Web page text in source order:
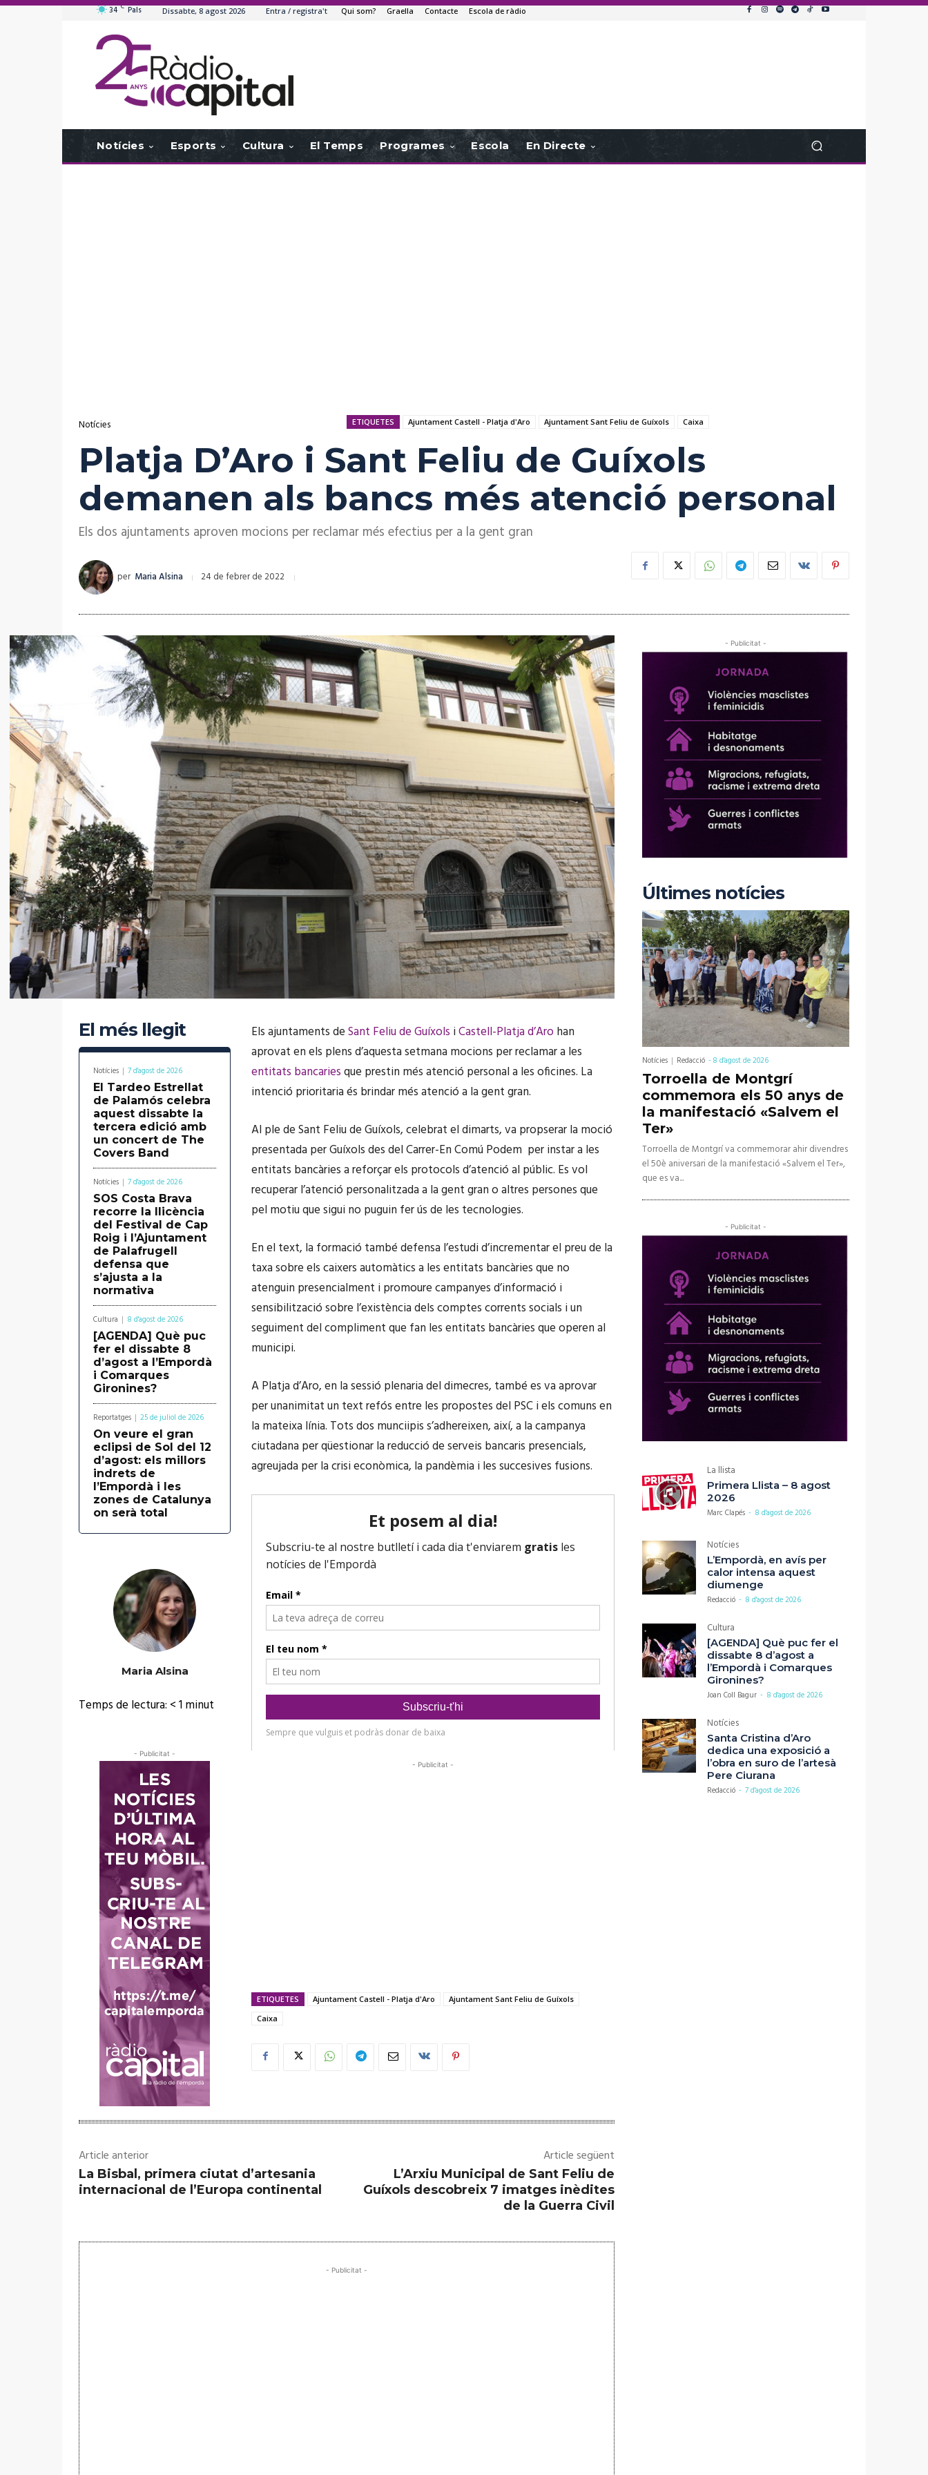
34 C Pals Dissabte, 8 agost 2026 Entra / registra't Qui som? Graella Contacte Escola de ràdio
Notícies Esports Cultura El Temps Programes Escola En Directe
Notícies ETIQUETES Ajuntament Castell - Platja d'Aro Ajuntament Sant Feliu de Guíxols Caixa
Platja D’Aro i Sant Feliu de Guíxols
demanen als bancs més atenció personal
Els dos ajuntaments aproven mocions per reclamar més efectius per a la gent gran
per Maria Alsina 24 de febrer de 2022
El més llegit
Notícies 7 d'agost de 2026
El Tardeo Estrellat
de Palamós celebra
aquest dissabte la
tercera edició amb
un concert de The
Covers Band
Notícies 7 d'agost de 2026
SOS Costa Brava
recorre la llicència
del Festival de Cap
Roig i l’Ajuntament
de Palafrugell
defensa que
s’ajusta a la
normativa
Cultura 8 d'agost de 2026
[AGENDA] Què puc
fer el dissabte 8
d’agost a l’Empordà
i Comarques
Gironines?
Reportatges 25 de juliol de 2026
On veure el gran
eclipsi de Sol del 12
d’agost: els millors
indrets de
l’Empordà i les
zones de Catalunya
on serà total
Maria Alsina
Temps de lectura: < 1minut
- Publicitat -
Els ajuntaments deSant Feliu de Guíxols iCastell-Platja d’Aro han
aprovat en els plens d’aquesta setmana mocions per reclamar a les
entitats bancariesque prestin més atenció personal a les oficines. La
intenció prioritaria és brindar més atenció a la gent gran.
Al ple de Sant Feliu de Guíxols, celebrat el dimarts, va propserar la moció
presentada per Guíxols des del Carrer-En Comú Podem per instar a les
entitats bancàries a reforçar els protocols d’atenció al públic. Es vol
recuperar l’atenció personalitzada a la gent gran o altres persones que
pel motiu que sigui no puguin fer ús de les tecnologies.
En el text, la formació també defensa l’estudi d’incrementar el preu de la
taxa sobre els caixers automàtics a les entitats bancàries que no
atenguin presencialment i promoure campanyes d’informació i
sensibilització sobre l’existència dels comptes corrents socials i un
seguiment del compliment que fan les entitats bancàries que operen al
municipi.
A Platja d’Aro, en la sessió plenaria del dimecres, també es va aprovar
per unanimitat un text refós entre les propostes del PSC i els comuns en
la mateixa línia. Tots dos munciipis s’adhereixen, així, a la campanya
ciutadana per qüestionar la reducció de serveis bancaris presencials,
agreujada per la crisi econòmica, la pandèmia i les succesives fusions.
- Publicitat -
ETIQUETES Ajuntament Castell - Platja d'Aro
Ajuntament Sant Feliu de Guíxols
Caixa
Article anterior
La Bisbal, primera ciutat d’artesania
internacional de l’Europa continental
Article següent
L’Arxiu Municipal de Sant Feliu de
Guíxols descobreix 7 imatges inèdites
de la Guerra Civil
- Publicitat -
- Publicitat -
Últimes notícies
Notícies Redacció -8 d'agost de 2026
Torroella de Montgrí
commemora els 50 anys de
la manifestació «Salvem el
Ter»
Torroella de Montgrí va commemorar ahir divendres
el 50è aniversari de la manifestació «Salvem el Ter»,
que es va...
- Publicitat -
La llista
Primera Llista – 8 agost
2026
Marc Clapés - 8 d'agost de 2026
Notícies
L’Empordà, en avís per
calor intensa aquest
diumenge
Redacció - 8 d'agost de 2026
Cultura
[AGENDA] Què puc fer el
dissabte 8 d’agost a
l’Empordà i Comarques
Gironines?
Joan Coll Bagur - 8 d'agost de 2026
Notícies
Santa Cristina d’Aro
dedica una exposició a
l’obra en suro de l’artesà
Pere Ciurana
Redacció - 7 d'agost de 2026